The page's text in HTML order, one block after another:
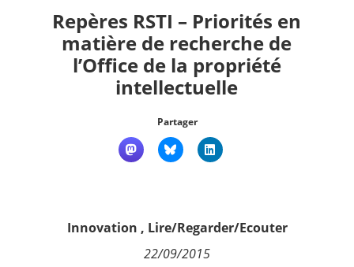
Qui sommes nous ?
Repères RSTI – Priorités en
matière de recherche de
l’Office de la propriété
intellectuelle
Partager
Innovation , Lire/Regarder/Ecouter
22/09/2015